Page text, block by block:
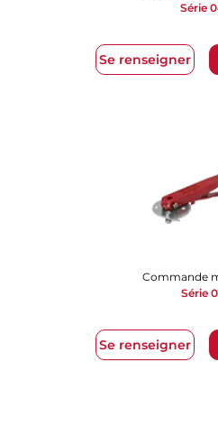
Se renseigner
Série
Se renseigner
Commande
Série